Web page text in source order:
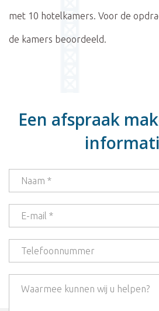
met 10 hotelkamers. Voor de
de kamers beoordeeld.
Een afspraak